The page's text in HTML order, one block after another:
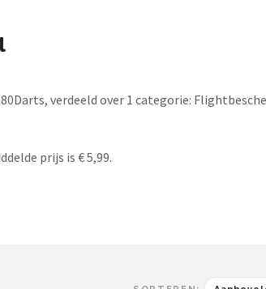
verdeeld over 1 categorie:
prijs is € 5,99.